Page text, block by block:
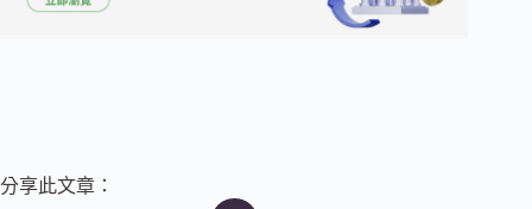
分享此文章：